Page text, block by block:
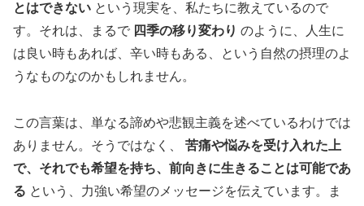
とはできない という現実を、私たちに教えているので
す。それは、まるで 四季の移り変わり のように、人生に
は良い時もあれば、辛い時もある、という自然の摂理のよ
うなものなのかもしれません。
この言葉は、単なる諦めや悲観主義を述べているわけでは
ありません。そうではなく、 苦痛や悩みを受け入れた上
で、それでも希望を持ち、前向きに生きることは可能であ
る という、力強い希望のメッセージを伝えています。ま